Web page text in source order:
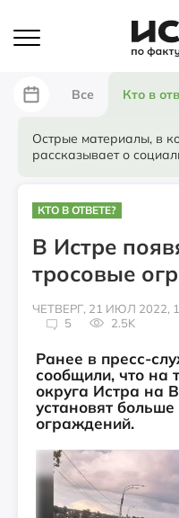
Все Кто в
Острые материалы, в
рассказывает о
КТО В ОТВЕТЕ?
В Истре
тросовые
ЧЕТВЕРГ, 21 ИЮЛ 2022,
5
2.5K
Ранее в пресс-
сообщили, что на
округа Истра на
установят
ограждений.